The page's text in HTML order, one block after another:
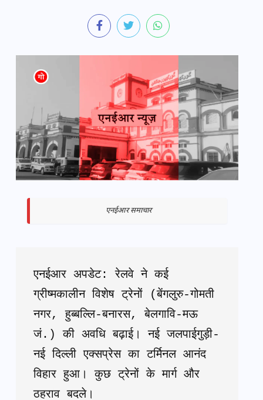
एनईआर समाचार
एनईआर अपडेट: रेलवे ने कई
ग्रीष्मकालीन विशेष ट्रेनों (बेंगलुरु-गोमती
नगर, हुब्बल्लि-बनारस, बेलगावि-मऊ
जं.) की अवधि बढ़ाई। नई जलपाईगुड़ी-
नई दिल्ली एक्सप्रेस का टर्मिनल आनंद
विहार हुआ। कुछ ट्रेनों के मार्ग और
ठहराव बदले।